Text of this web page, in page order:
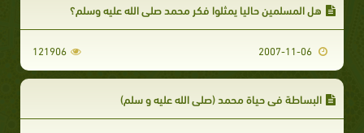
هل المسلمين حاليا يمثلوا فكر محمد صلى الله عليه وسلم؟
121906
البساطة في حياة محمد (صلى الله عليه و سلم)